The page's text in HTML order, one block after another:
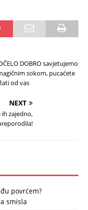
DOBRO savjetujemo
sokom, pucaćete
od vas
NEXT
ih zajedno,
povrćem?
smisla